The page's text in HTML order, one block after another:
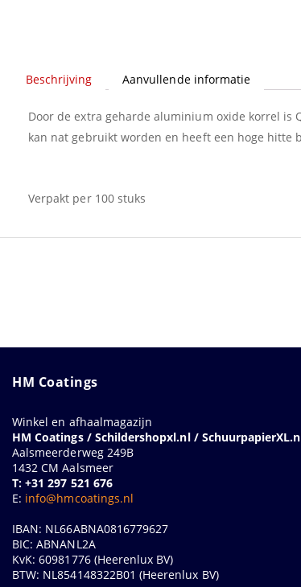
Beschrijving Aanvullende informatie
Door de extra geharde aluminium oxide korrel
kan nat gebruikt worden en heeft een hoge hitte
Verpakt per 100 stuks
HM Coatings
Winkel en afhaalmagazijn
HM Coatings / Schildershopxl.nl /
Aalsmeerderweg 249B
1432 CM Aalsmeer
T: +31 297 521 676
E: info@hmcoatings.nl
IBAN: NL66ABNA0816779627
BIC: ABNANL2A
KvK: 60981776 (Heerenlux BV)
BTW: NL854148322B01 (Heerenlux BV)